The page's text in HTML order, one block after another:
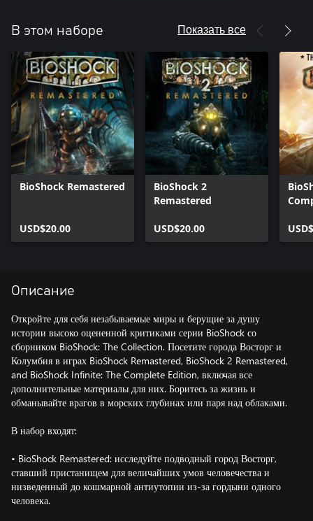
В этом наборе Показать все
BioShock Remastered
USD$20.00
BioShock 2
Remastered
USD$20.00
Описание
Откройте для себя незабываемые миры и берущие за душу
истории высоко оцененной критиками серии BioShock со
сборником BioShock: The Collection. Посетите города Восторг и
Колумбия в играх BioShock Remastered, BioShock 2 Remastered,
and BioShock Infinite: The Complete Edition, включая все
дополнительные материалы для них. Боритесь за жизнь и
обманывайте врагов в морских глубинах или паря над облаками.
В набор входят:
• BioShock Remastered: исследуйте подводный город Восторг,
ставший пристанищем для величайших умов человечества и
низведенный до кошмарной антиутопии из-за гордыни одного
человека.